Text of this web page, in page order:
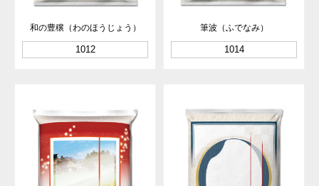
和の豊穣（わのほうじょう）
1012
筆波（ふでなみ）
1014